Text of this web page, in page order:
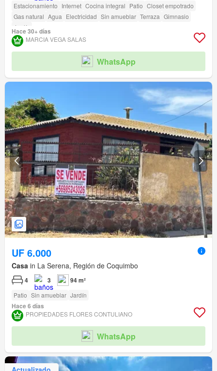
Estacionamiento Internet Cocina integral Patio Closet empotrado
Gas natural Agua Electricidad Sin amueblar Terraza Gimnasio
Jardín
Hace 30+ días
MARCIA VEGA SALAS
WhatsApp
UF 6.000
Casa in La Serena, Región de Coquimbo
4 3 94 m²
Patio Sin amueblar Jardín
Hace 6 días
PROPIEDADES FLORES CONTULIANO
WhatsApp